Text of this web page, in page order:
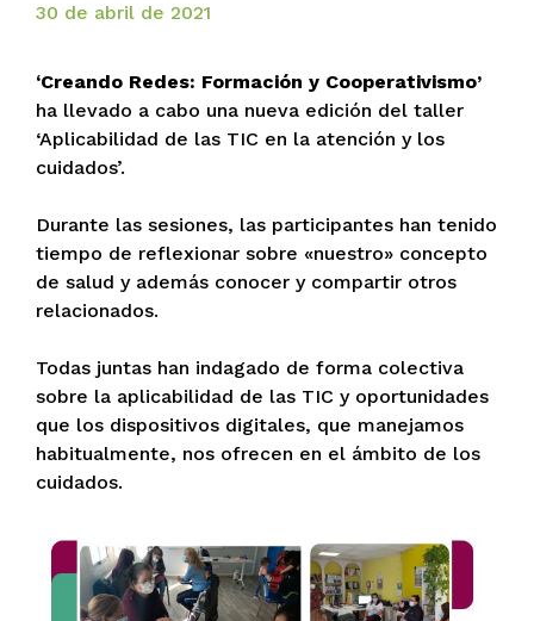
30 de abril de 2021
‘Creando Redes: Formación y Cooperativismo’
ha llevado a cabo una nueva edición del taller
‘Aplicabilidad de las TIC en la atención y los
cuidados’.
Durante las sesiones, las participantes han tenido
tiempo de reflexionar sobre «nuestro» concepto
de salud y además conocer y compartir otros
relacionados.
Todas juntas han indagado de forma colectiva
sobre la aplicabilidad de las TIC y oportunidades
que los dispositivos digitales, que manejamos
habitualmente, nos ofrecen en el ámbito de los
cuidados.